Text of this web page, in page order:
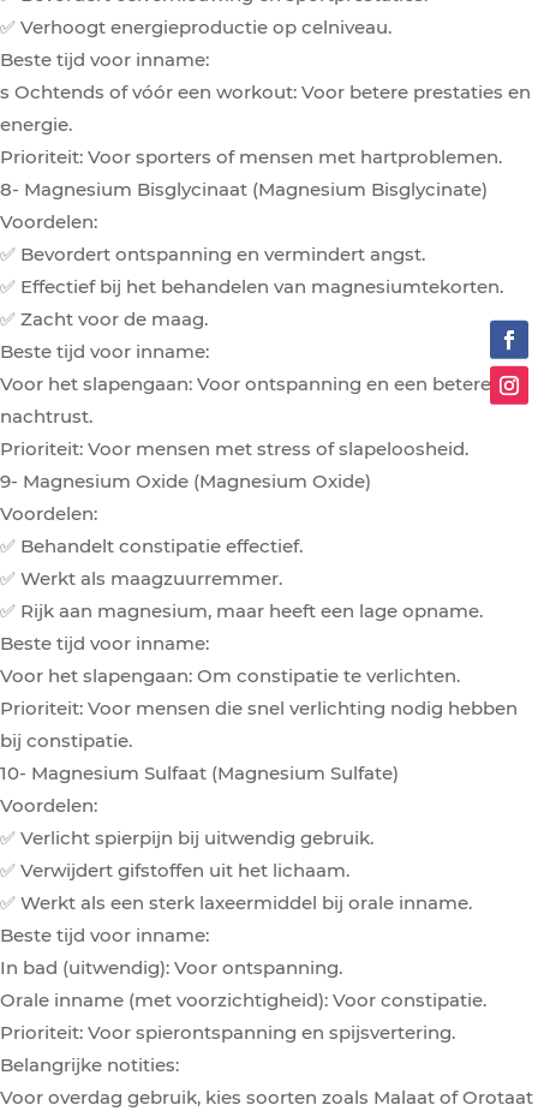
✅ Verhoogt energieproductie op celniveau.
Beste tijd voor inname:
s Ochtends of vóór een workout: Voor betere prestaties en
energie.
Prioriteit: Voor sporters of mensen met hartproblemen.
8- Magnesium Bisglycinaat (Magnesium Bisglycinate)
Voordelen:
✅ Bevordert ontspanning en vermindert angst.
✅ Effectief bij het behandelen van magnesiumtekorten.
✅ Zacht voor de maag.
Beste tijd voor inname:
Voor het slapengaan: Voor ontspanning en een betere
nachtrust.
Prioriteit: Voor mensen met stress of slapeloosheid.
9- Magnesium Oxide (Magnesium Oxide)
Voordelen:
✅ Behandelt constipatie effectief.
✅ Werkt als maagzuurremmer.
✅ Rijk aan magnesium, maar heeft een lage opname.
Beste tijd voor inname:
Voor het slapengaan: Om constipatie te verlichten.
Prioriteit: Voor mensen die snel verlichting nodig hebben
bij constipatie.
10- Magnesium Sulfaat (Magnesium Sulfate)
Voordelen:
✅ Verlicht spierpijn bij uitwendig gebruik.
✅ Verwijdert gifstoffen uit het lichaam.
✅ Werkt als een sterk laxeermiddel bij orale inname.
Beste tijd voor inname:
In bad (uitwendig): Voor ontspanning.
Orale inname (met voorzichtigheid): Voor constipatie.
Prioriteit: Voor spierontspanning en spijsvertering.
Belangrijke notities:
Voor overdag gebruik, kies soorten zoals Malaat of Orotaat